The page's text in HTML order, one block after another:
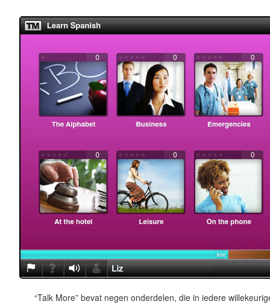
“Talk More” bevat negen onderdelen, die in iedere